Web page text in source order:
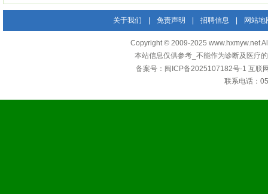
关于我们 免责声明 招聘信息 网站地
Copyright © 2009-2025 www.hxmyw.net
本站信息仅供参考_不能作为诊断及医疗
备案号： 闽ICP备2025107182号-1 互联
联系电话：